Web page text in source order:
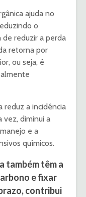
ajuda no
o
de reduzir a perda
retorna por
ou seja, é
reduz a incidência
vez, diminui a
e a
químicos.
também têm a
e fixar
contribui